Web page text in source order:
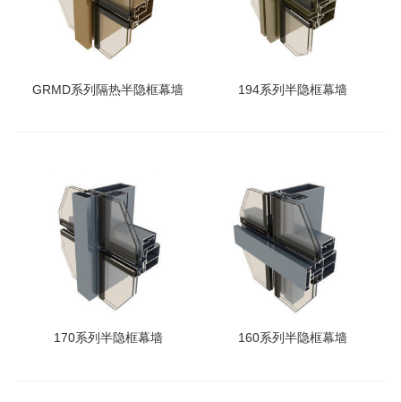
GRMD系列隔热半隐框幕墙 194系列半隐框幕墙
170系列半隐框幕墙 160系列半隐框幕墙